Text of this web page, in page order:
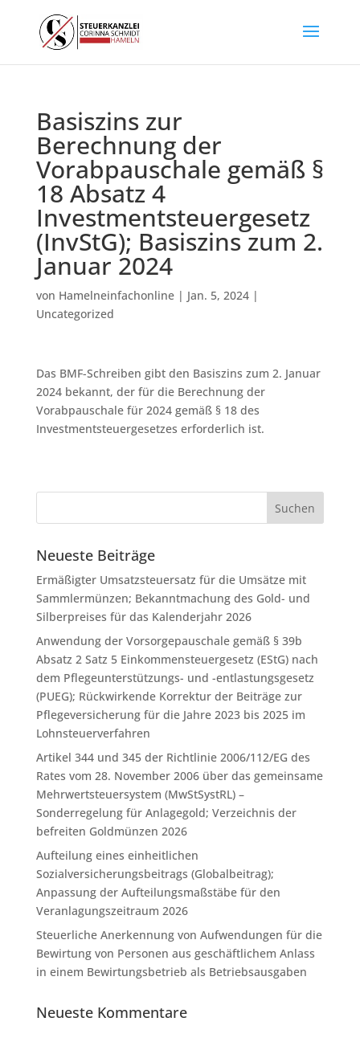
Basiszins zur
Berechnung der
Vorabpauschale gemäß §
18 Absatz 4
Investmentsteuergesetz
(InvStG); Basiszins zum 2.
Januar 2024
von Hamelneinfachonline| Jan. 5, 2024|
Uncategorized
Das BMF-Schreiben gibt den Basiszins zum 2. Januar
2024 bekannt, der für die Berechnung der
Vorabpauschale für 2024 gemäß § 18 des
Investmentsteuergesetzes erforderlich ist.
Neueste Beiträge
Ermäßigter Umsatzsteuersatz für die Umsätze mit
Sammlermünzen; Bekanntmachung des Gold- und
Silberpreises für das Kalenderjahr 2026
Anwendung der Vorsorgepauschale gemäß § 39b
Absatz 2 Satz 5 Einkommensteuergesetz (EStG) nach
dem Pflegeunterstützungs- und -entlastungsgesetz
(PUEG); Rückwirkende Korrektur der Beiträge zur
Pflegeversicherung für die Jahre 2023 bis 2025 im
Lohnsteuerverfahren
Artikel 344 und 345 der Richtlinie 2006/112/EG des
Rates vom 28. November 2006 über das gemeinsame
Mehrwertsteuersystem (MwStSystRL) –
Sonderregelung für Anlagegold; Verzeichnis der
befreiten Goldmünzen 2026
Aufteilung eines einheitlichen
Sozialversicherungsbeitrags (Globalbeitrag);
Anpassung der Aufteilungsmaßstäbe für den
Veranlagungszeitraum 2026
Steuerliche Anerkennung von Aufwendungen für die
Bewirtung von Personen aus geschäftlichem Anlass
in einem Bewirtungsbetrieb als Betriebsausgaben
Neueste Kommentare